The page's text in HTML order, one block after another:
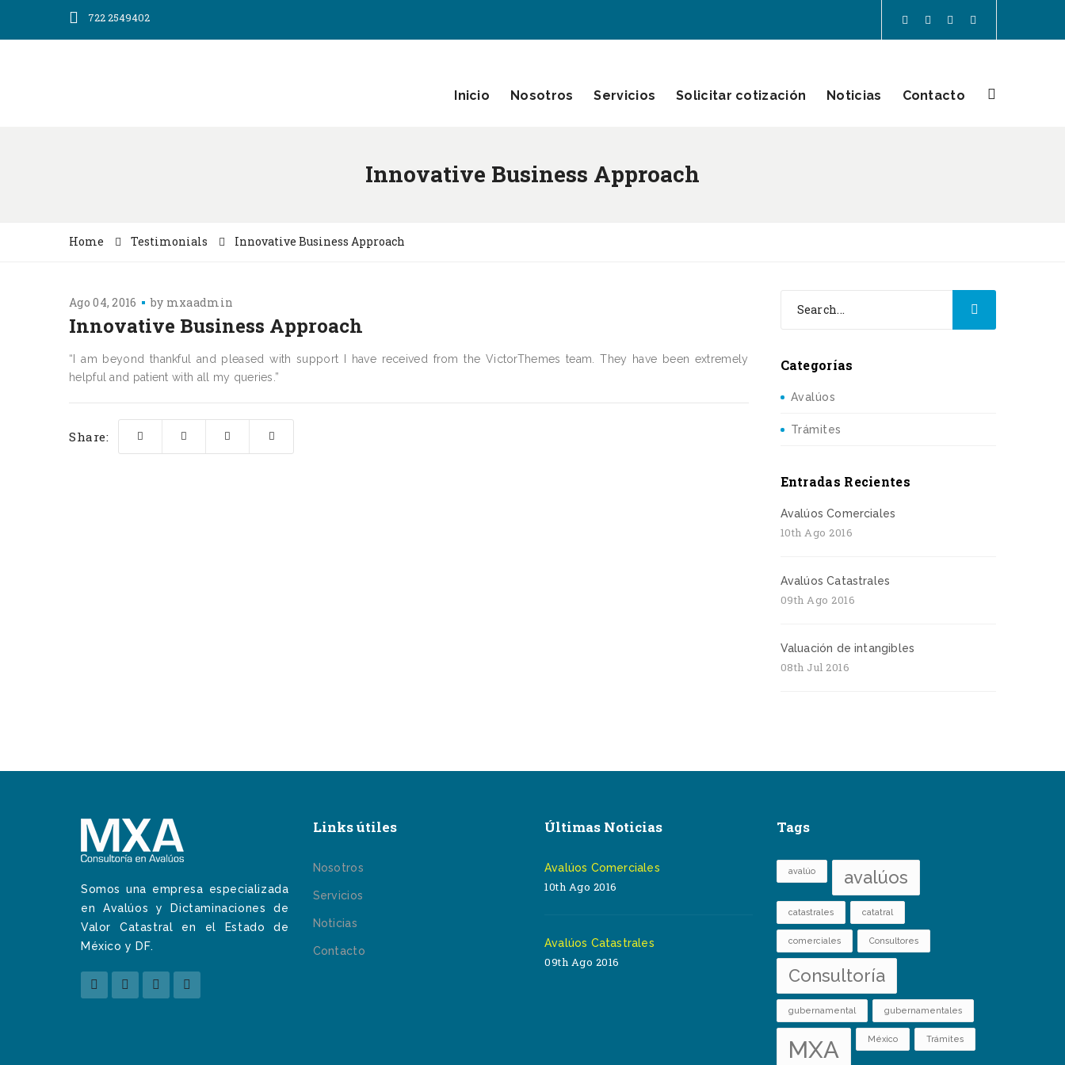
722 2549402
Inicio Nosotros Servicios Solicitar cotización Noticias Contacto
Innovative Business Approach
Home Testimonials Innovative Business Approach
Ago 04, 2016 by mxaadmin
Innovative Business Approach
“I am beyond thankful and pleased with support I have received from the VictorThemes team. They have been extremely
helpful and patient with all my queries.”
Share:
Categorías
Avalúos
Trámites
Entradas Recientes
Avalúos Comerciales
10th Ago 2016
Avalúos Catastrales
09th Ago 2016
Valuación de intangibles
08th Jul 2016
Somos una empresa especializada
en Avalúos y Dictaminaciones de
Valor Catastral en el Estado de
México y DF.
Links útiles
Nosotros
Servicios
Noticias
Contacto
Últimas Noticias
Avalúos Comerciales
10th Ago 2016
Avalúos Catastrales
09th Ago 2016
Tags
avalúo avalúos
catastrales catatral
comerciales Consultores
Consultoría
gubernamental gubernamentales
MXA México Trámites